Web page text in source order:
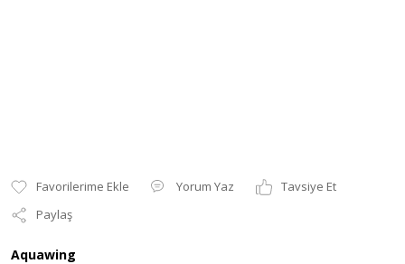
Yorum Yaz
Tavsiye Et
Paylaş
Aquawing